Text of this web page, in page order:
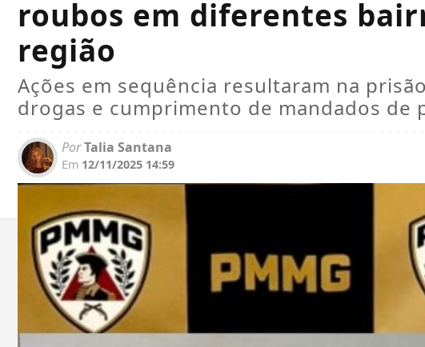
roubos em diferentes
região
Ações em sequência resultaram na
drogas e cumprimento de mandados de
PorTalia Santana
Em 12/11/2025 14:59